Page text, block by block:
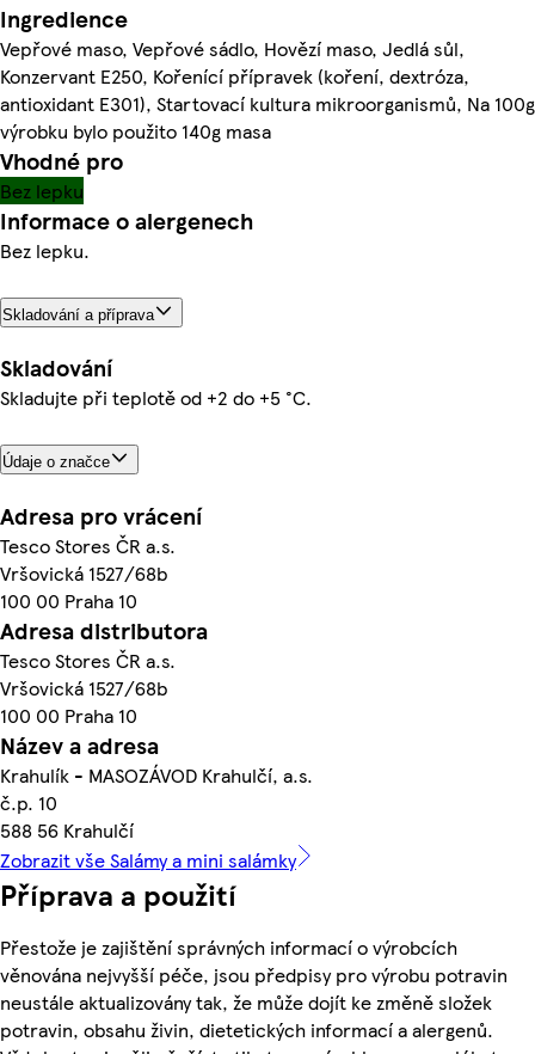
Ingredience
Vepřové maso, Vepřové sádlo, Hovězí maso, Jedlá sůl,
Konzervant E250, Kořenící přípravek (koření, dextróza,
antioxidant E301), Startovací kultura mikroorganismů, Na 100g
výrobku bylo použito 140g masa
Vhodné pro
Bez lepku
Informace o alergenech
Bez lepku.
Skladování a příprava
Skladování
Skladujte při teplotě od +2 do +5 °C.
Údaje o značce
Adresa pro vrácení
Tesco Stores ČR a.s.
Vršovická 1527/68b
100 00 Praha 10
Adresa distributora
Tesco Stores ČR a.s.
Vršovická 1527/68b
100 00 Praha 10
Název a adresa
Krahulík - MASOZÁVOD Krahulčí, a.s.
č.p. 10
588 56 Krahulčí
Zobrazit vše Salámy a mini salámky
Příprava a použití
Přestože je zajištění správných informací o výrobcích
věnována nejvyšší péče, jsou předpisy pro výrobu potravin
neustále aktualizovány tak, že může dojít ke změně složek
potravin, obsahu živin, dietetických informací a alergenů.